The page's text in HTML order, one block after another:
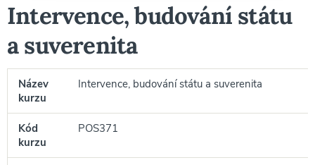
Intervence, budování státu
a suverenita
Název
kurzu
Intervence, budování státu a suverenita
Kód
kurzu
POS371